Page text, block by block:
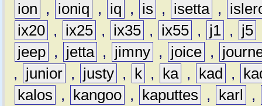
ion
, ioniq , iq , is , isetta ,
ix20 , ix25 , ix35 , ix55 , j1 , j5
jeep , jetta , jimny , joice ,
,
junior , justy , k , ka , kad ,
kalos
, kangoo , kaputtes , karl
,